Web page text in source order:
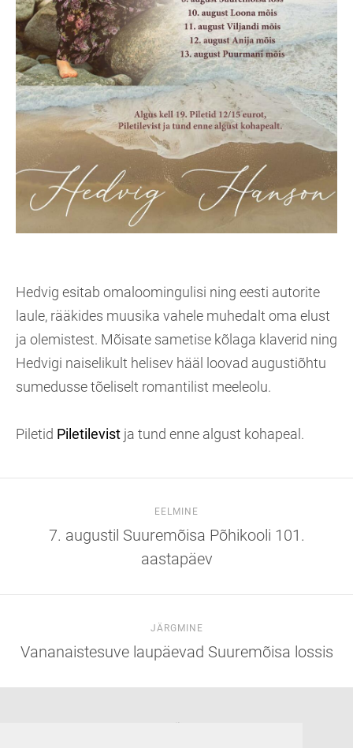
Hedvig esitab omaloomingulisi ning eesti autorite
laule, rääkides muusika vahele muhedalt oma elust
ja olemistest. Mõisate sametise kõlaga klaverid ning
Hedvigi naiselikult helisev hääl loovad augustiõhtu
sumedusse tõeliselt romantilist meeleolu.
Piletid Piletilevist ja tund enne algust kohapeal.
EELMINE
7. augustil Suuremõisa Põhikooli 101.
aastapäev
JÄRGMINE
Vananaistesuve laupäevad Suuremõisa lossis